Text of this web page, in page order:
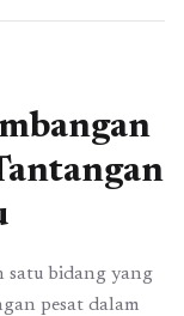
satu bidang yang
pesat dalam